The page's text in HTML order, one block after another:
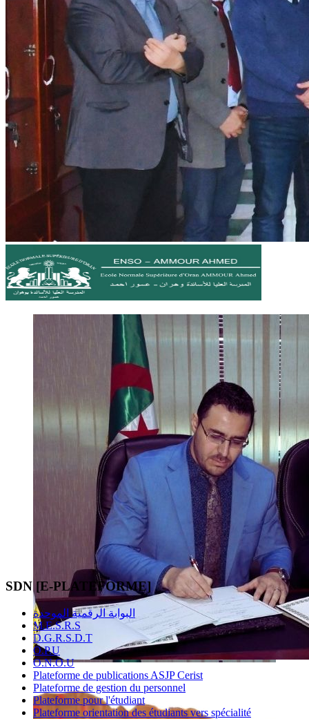
SDN [E-PLATEFORME]
البوابة الرقمية الموحدة
M.E.S.R.S
D.G.R.S.D.T
O.P.U
O.N.O.U
Plateforme de publications ASJP Cerist
Plateforme de gestion du personnel
Plateforme pour l'étudiant
Plateforme orientation des étudiants vers spécialité